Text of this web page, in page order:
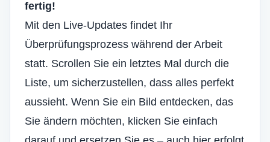
fertig!
Mit den Live-Updates findet Ihr
Überprüfungsprozess während der Arbeit
statt. Scrollen Sie ein letztes Mal durch die
Liste, um sicherzustellen, dass alles perfekt
aussieht. Wenn Sie ein Bild entdecken, das
Sie ändern möchten, klicken Sie einfach